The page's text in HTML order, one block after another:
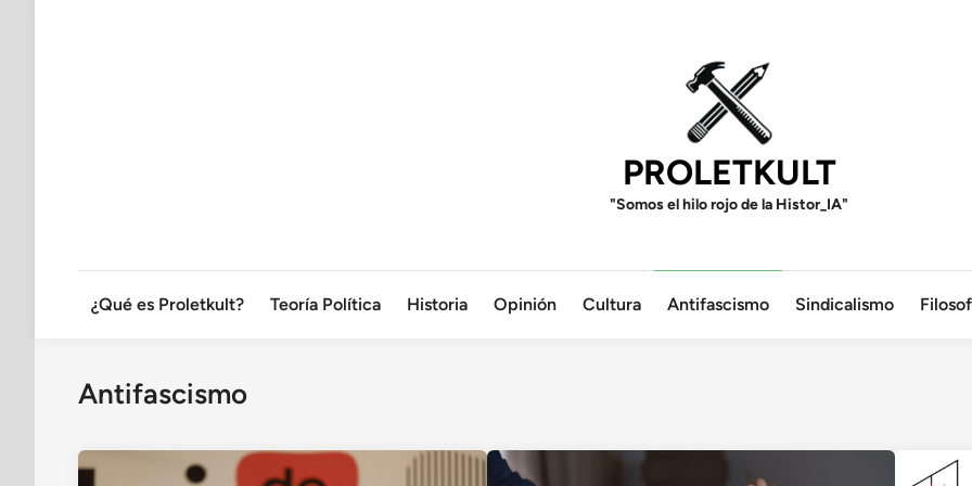
PROLETKULT
"Somos el hilo rojo de la Histor_IA"
¿Qué es Proletkult? Teoría Política Historia Opinión Cultura Antifascismo Sindicalismo
Antifascismo